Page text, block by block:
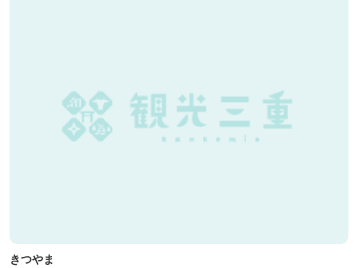
きつやま